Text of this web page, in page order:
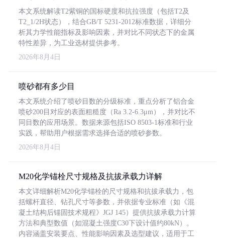
本文系统解读T2紫铜的国标硬度和抗拉强度（包括T2及
T2_1/2H状态），结合GB/T 5231-2012标准数据，详细分
析其力学性能指标及影响因素，并对比不同状态下的金属
特性差异，为工业选材提供参考。
2026年8月4日
喷砂都有多少目
本文系统介绍了喷砂目数的分级标准，重点分析了铝合金
喷砂200目对应的表面粗糙度（Ra 3.2-6.3μm），并对比不
同目数的应用场景。数据来源包括ISO 8503-1标准和行业
实践，帮助用户根据需求选择合适的喷砂参数。
2026年8月4日
M20化学锚栓尺寸规格及抗拔承载力详解
本文详细解析M20化学锚栓的尺寸规格和抗拔承载力，包
括螺杆直径、钻孔尺寸等参数，并依据专业标准（如《混
凝土结构后锚固技术规程》JGJ 145）提供抗拔承载力计算
方法和典型数值（如混凝土强度C30下设计值约80kN）。
内容涵盖安装要点、性能影响因素及选型建议，适用于工